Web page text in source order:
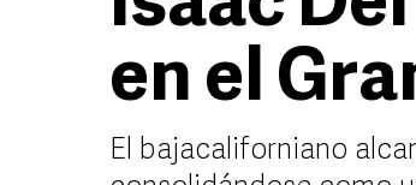
en el
El bajacaliforniano